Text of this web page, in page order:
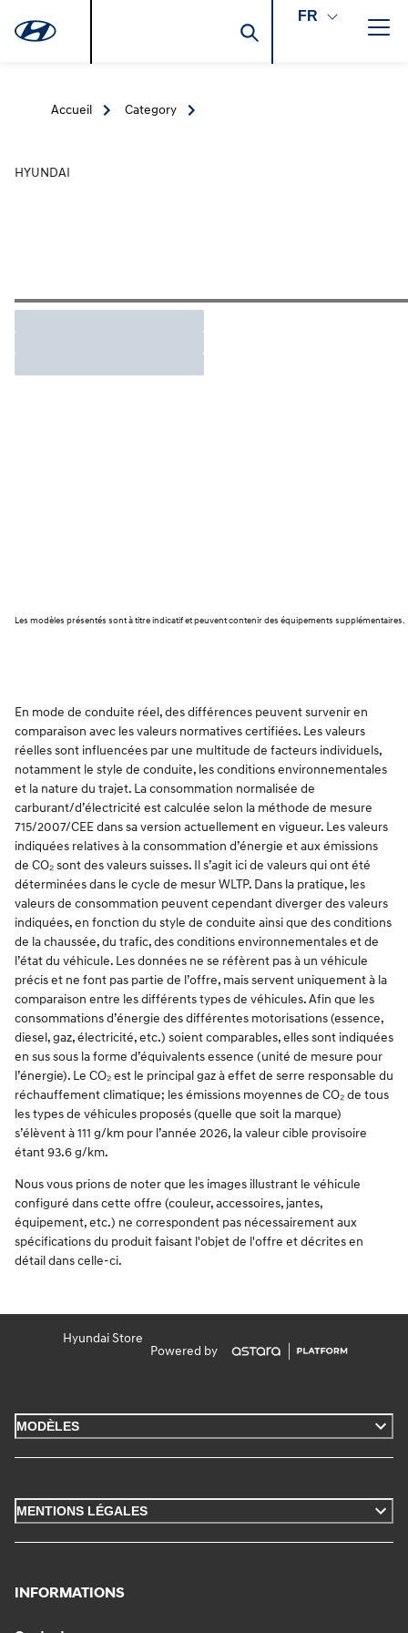
FR
Accueil Category
HYUNDAI
Les modèles présentés sont à titre indicatif et peuvent contenir des équipements supplémentaires.
En mode de conduite réel, des différences peuvent survenir en
comparaison avec les valeurs normatives certifiées. Les valeurs
réelles sont influencées par une multitude de facteurs individuels,
notamment le style de conduite, les conditions environnementales
et la nature du trajet. La consommation normalisée de
carburant/d’électricité est calculée selon la méthode de mesure
715/2007/CEE dans sa version actuellement en vigueur. Les valeurs
indiquées relatives à la consommation d’énergie et aux émissions
de CO₂ sont des valeurs suisses. Il s’agit ici de valeurs qui ont été
déterminées dans le cycle de mesur WLTP. Dans la pratique, les
valeurs de consommation peuvent cependant diverger des valeurs
indiquées, en fonction du style de conduite ainsi que des conditions
de la chaussée, du trafic, des conditions environnementales et de
l’état du véhicule. Les données ne se réfèrent pas à un véhicule
précis et ne font pas partie de l’offre, mais servent uniquement à la
comparaison entre les différents types de véhicules. Afin que les
consommations d’énergie des différentes motorisations (essence,
diesel, gaz, électricité, etc.) soient comparables, elles sont indiquées
en sus sous la forme d’équivalents essence (unité de mesure pour
l’énergie). Le CO₂ est le principal gaz à effet de serre responsable du
réchauffement climatique; les émissions moyennes de CO₂ de tous
les types de véhicules proposés (quelle que soit la marque)
s’élèvent à 111 g/km pour l’année 2026, la valeur cible provisoire
étant 93.6 g/km.
Nous vous prions de noter que les images illustrant le véhicule
configuré dans cette offre (couleur, accessoires, jantes,
équipement, etc.) ne correspondent pas nécessairement aux
spécifications du produit faisant l'objet de l'offre et décrites en
détail dans celle-ci.
Hyundai Store
Powered by
MODÈLES
MENTIONS LÉGALES
INFORMATIONS